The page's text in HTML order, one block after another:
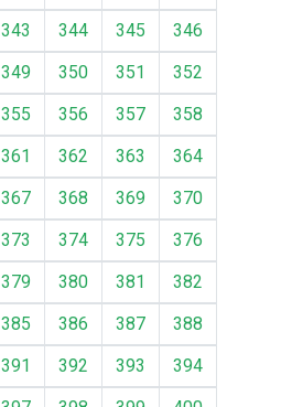
343 344 345
346
349 350 351
352
355 356 357
358
361 362 363
364
367 368 369
370
373 374 375
376
379 380 381
382
385 386 387
388
391 392 393
394